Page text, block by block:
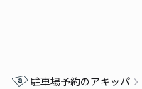
駐車場予約のアキッパ